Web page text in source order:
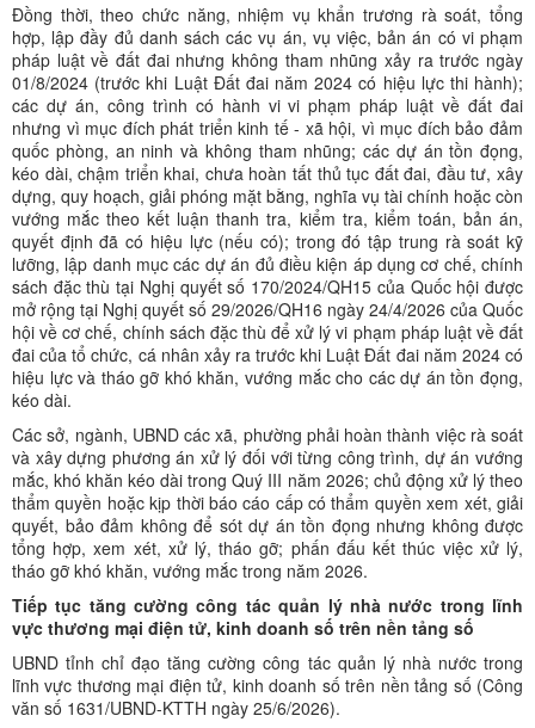
Đồng thời, theo chức năng, nhiệm vụ khẩn trương rà soát, tổng
hợp, lập đầy đủ danh sách các vụ án, vụ việc, bản án có vi phạm
pháp luật về đất đai nhưng không tham nhũng xảy ra trước ngày
01/8/2024 (trước khi Luật Đất đai năm 2024 có hiệu lực thi hành);
các dự án, công trình có hành vi vi phạm pháp luật về đất đai
nhưng vì mục đích phát triển kinh tế - xã hội, vì mục đích bảo đảm
quốc phòng, an ninh và không tham nhũng; các dự án tồn đọng,
kéo dài, chậm triển khai, chưa hoàn tất thủ tục đất đai, đầu tư, xây
dựng, quy hoạch, giải phóng mặt bằng, nghĩa vụ tài chính hoặc còn
vướng mắc theo kết luận thanh tra, kiểm tra, kiểm toán, bản án,
quyết định đã có hiệu lực (nếu có); trong đó tập trung rà soát kỹ
lưỡng, lập danh mục các dự án đủ điều kiện áp dụng cơ chế, chính
sách đặc thù tại Nghị quyết số 170/2024/QH15 của Quốc hội được
mở rộng tại Nghị quyết số 29/2026/QH16 ngày 24/4/2026 của Quốc
hội về cơ chế, chính sách đặc thù để xử lý vi phạm pháp luật về đất
đai của tổ chức, cá nhân xảy ra trước khi Luật Đất đai năm 2024 có
hiệu lực và tháo gỡ khó khăn, vướng mắc cho các dự án tồn đọng,
kéo dài.
Các sở, ngành, UBND các xã, phường phải hoàn thành việc rà soát
và xây dựng phương án xử lý đối với từng công trình, dự án vướng
mắc, khó khăn kéo dài trong Quý III năm 2026; chủ động xử lý theo
thẩm quyền hoặc kịp thời báo cáo cấp có thẩm quyền xem xét, giải
quyết, bảo đảm không để sót dự án tồn đọng nhưng không được
tổng hợp, xem xét, xử lý, tháo gỡ; phấn đấu kết thúc việc xử lý,
tháo gỡ khó khăn, vướng mắc trong năm 2026.
Tiếp tục tăng cường công tác quản lý nhà nước trong lĩnh
vực thương mại điện tử, kinh doanh số trên nền tảng số
UBND tỉnh chỉ đạo tăng cường công tác quản lý nhà nước trong
lĩnh vực thương mại điện tử, kinh doanh số trên nền tảng số (Công
văn số 1631/UBND-KTTH ngày 25/6/2026).